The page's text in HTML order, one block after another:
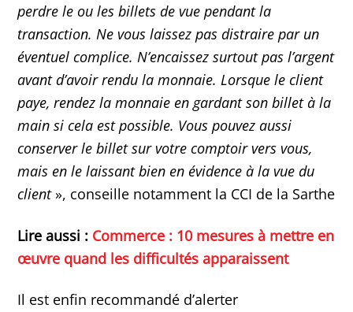
perdre le ou les billets de vue pendant la
transaction. Ne vous laissez pas distraire par un
éventuel complice. N’encaissez surtout pas l’argent
avant d’avoir rendu la monnaie. Lorsque le client
paye, rendez la monnaie en gardant son billet à la
main si cela est possible. Vous pouvez aussi
conserver le billet sur votre comptoir vers vous,
mais en le laissant bien en évidence à la vue du
client », conseille notamment la CCI de la Sarthe
Lire aussi : Commerce : 10 mesures à mettre en
œuvre quand les difficultés apparaissent
Il est enfin recommandé d’alerter